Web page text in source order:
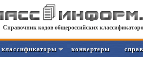
Справочник кодов общероссийских
классификаторы конвертеры